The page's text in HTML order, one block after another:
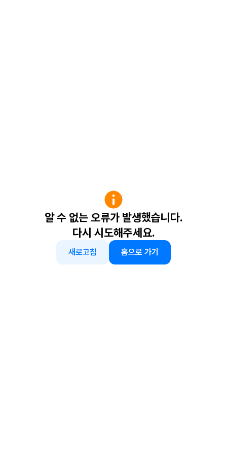
알 수 없는 오류가 발생했습니다.
다시 시도해주세요.
새로고침 홈으로 가기